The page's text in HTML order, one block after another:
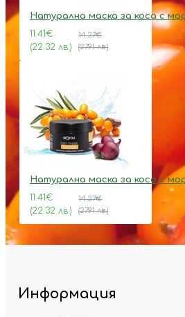
Натурална маска за коса с
11.41€
(22.32 лв.)
14.27€
(27.91 лв.)
Натурална маска за коса с
11.41€
(22.32 лв.)
14.27€
(27.91 лв.)
Информация